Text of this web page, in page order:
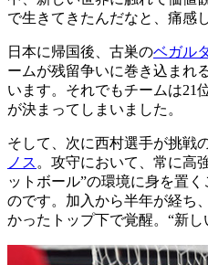
で生きてきたんだなと、痛感
日本に帰国後、古巣のベガル
ームが残留争いに巻き込まれ
います。それでもチームは21
が決まってしまいました。
そして、次に西村選手が挑戦
ノス 。攻守において、常に高
ットボール”の環境に身を置
のです。加入から半年が経ち
かったトップ下で覚醒。“新し